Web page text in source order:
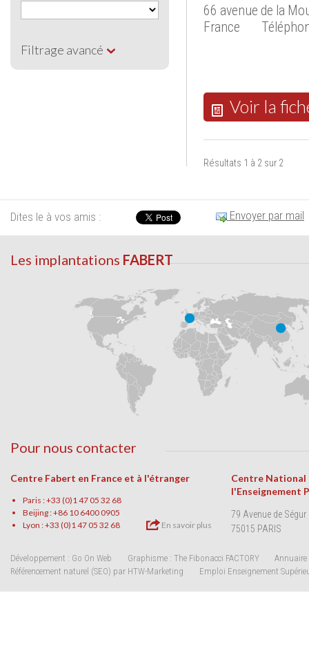
Filtrage avancé
66 avenue de la
France
Voir la
Résultats 1 à 2 sur 2
Dites le à vos amis : Envoyer par mail
Les implantations FABERT
Pour nous contacter
Centre Fabert en France et à l'étranger
Paris : +33 (0)1 47 05 32 68
Beijing : +86 10 6400 0905
Lyon : +33 (0)1 47 05 32 68
En savoir plus
Centre National
l'Enseignement
79 Avenue de Ségur
75015 PARIS
Développement : Go On Web Graphisme : The Fibonacci FACTORY
Annuaire
Référencement naturel (SEO) par HTW-Marketing
Emploi Enseignement